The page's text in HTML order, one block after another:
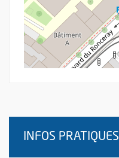
INFOS PRATIQUES